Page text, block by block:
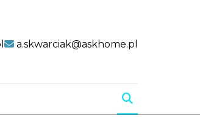
a.skwarciak@askhome.pl